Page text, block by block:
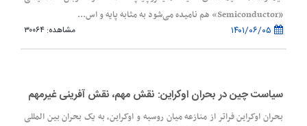
«Semiconductor» هم نامیده می‌شود به مثابه پایه و اس...
مشاهده: ۳۰۰۶۴
سیاست چین در بحران اوکراین: نقش مهم، نقش آفرینی غیرمهم
بحران اوکراین فراتر از منازعه میان روسیه و اوکراین، به یک بحران بین المللی